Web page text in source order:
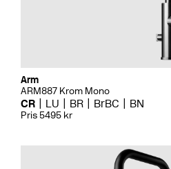
Arm
ARM887 Krom Mono
CR LU BR BrBC BN
Pris 5495 kr